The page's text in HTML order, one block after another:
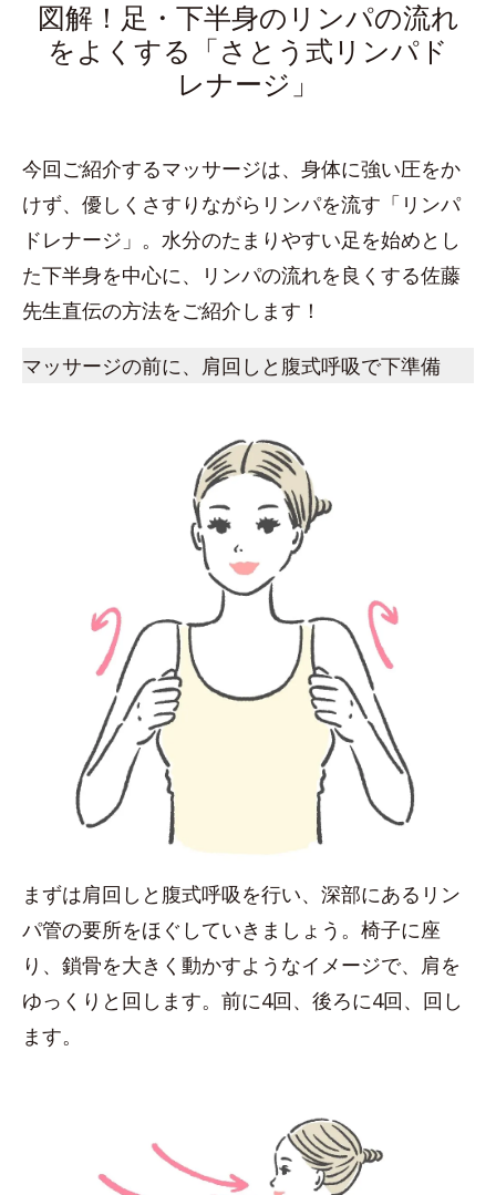
図解！足・下半身のリンパの流れ
をよくする「さとう式リンパド
レナージ」
今回ご紹介するマッサージは、身体に強い圧をか
けず、優しくさすりながらリンパを流す「リンパ
ドレナージ」。水分のたまりやすい足を始めとし
た下半身を中心に、リンパの流れを良くする佐藤
先生直伝の方法をご紹介します！
マッサージの前に、肩回しと腹式呼吸で下準備
まずは肩回しと腹式呼吸を行い、深部にあるリン
パ管の要所をほぐしていきましょう。椅子に座
り、鎖骨を大きく動かすようなイメージで、肩を
ゆっくりと回します。前に4回、後ろに4回、回し
ます。